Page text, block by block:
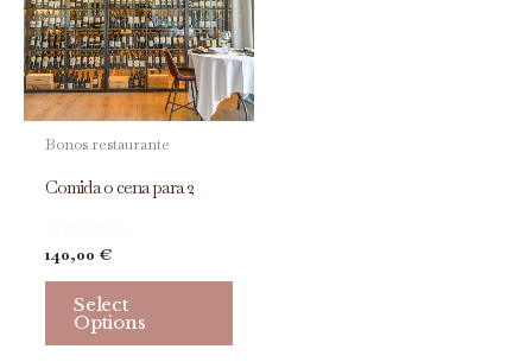
Bonos restaurante
Comida o cena para 2
Valorado
con
0
140,00 €
Select
Options